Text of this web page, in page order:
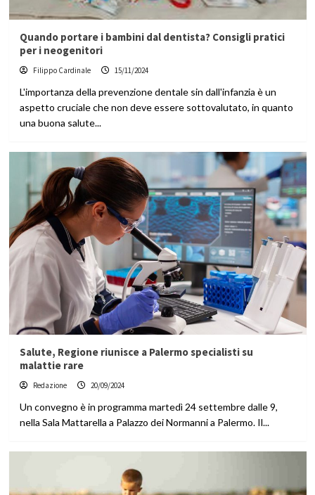
Quando portare i bambini dal dentista? Consigli pratici
per i neogenitori
Filippo Cardinale 15/11/2024
L'importanza della prevenzione dentale sin dall'infanzia è un
aspetto cruciale che non deve essere sottovalutato, in quanto
una buona salute...
Salute, Regione riunisce a Palermo specialisti su
malattie rare
Redazione 20/09/2024
Un convegno è in programma martedì 24 settembre dalle 9,
nella Sala Mattarella a Palazzo dei Normanni a Palermo. Il...